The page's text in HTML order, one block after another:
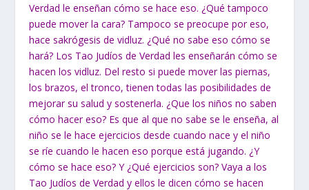
Verdad le enseñan cómo se hace eso. ¿Qué tampoco
puede mover la cara? Tampoco se preocupe por eso,
hace sakrógesis de vidluz. ¿Qué no sabe eso cómo se
hará? Los Tao Judíos de Verdad les enseñarán cómo se
hacen los vidluz. Del resto si puede mover las piernas,
los brazos, el tronco, tienen todas las posibilidades de
mejorar su salud y sostenerla. ¿Que los niños no saben
cómo hacer eso? Es que al que no sabe se le enseña, al
niño se le hace ejercicios desde cuando nace y el niño
se ríe cuando le hacen eso porque está jugando. ¿Y
cómo se hace eso? Y ¿Qué ejercicios son? Vaya a los
Tao Judíos de Verdad y ellos le dicen cómo se hacen